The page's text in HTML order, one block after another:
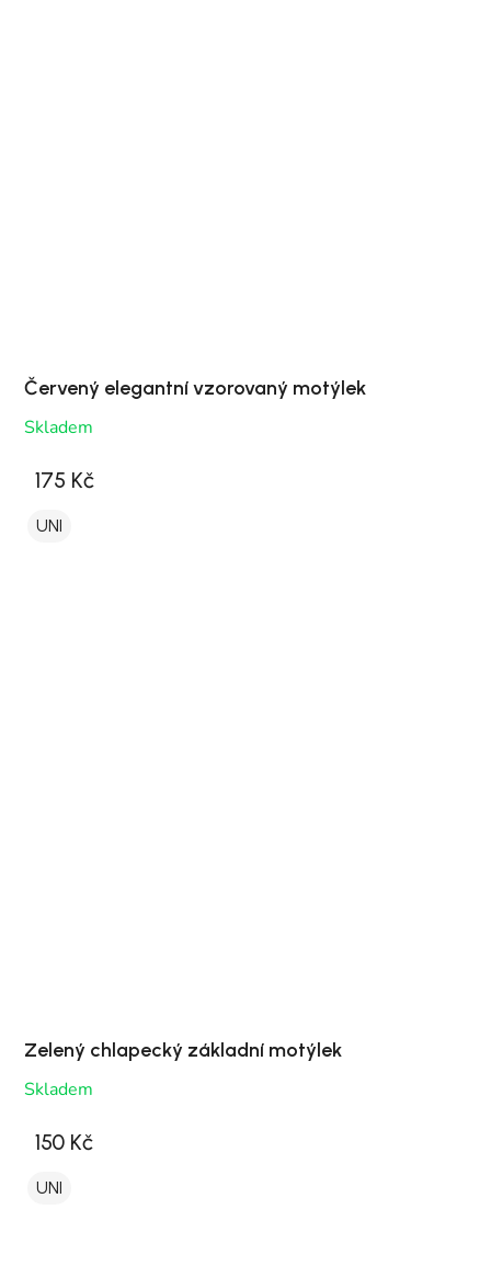
Červený elegantní vzorovaný motýlek
Skladem
175 Kč
UNI
Zelený chlapecký základní motýlek
Skladem
150 Kč
UNI